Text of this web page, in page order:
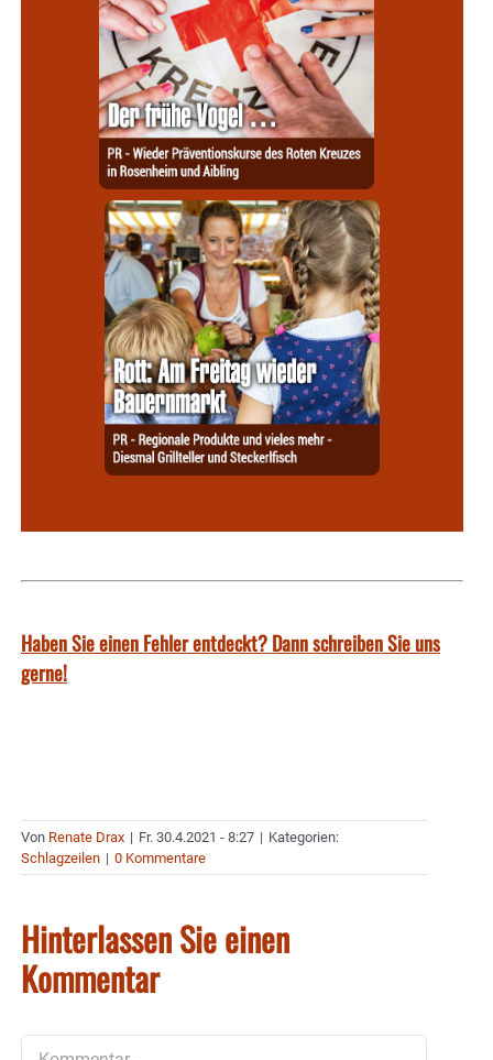
Haben Sie einen Fehler entdeckt? Dann schreiben Sie uns
gerne!
Von Renate Drax | Fr. 30.4.2021 - 8:27 | Kategorien:
Schlagzeilen | 0 Kommentare
Hinterlassen Sie einen
Kommentar